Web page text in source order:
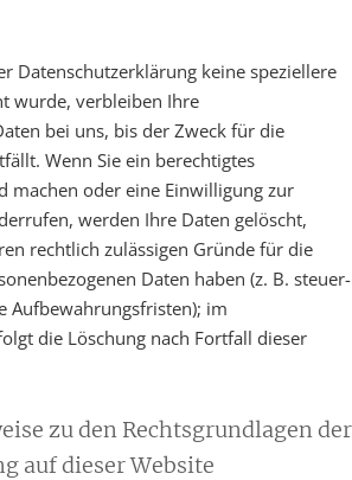
Datenschutzerklärung keine speziellere
wurde, verbleiben Ihre
bei uns, bis der Zweck für die
Wenn Sie ein berechtigtes
machen oder eine Einwilligung zur
werden Ihre Daten gelöscht,
rechtlich zulässigen Gründe für die
Daten haben (z. B. steuer-
Aufbewahrungsfristen); im
die Löschung nach Fortfall dieser
zu den Rechtsgrundlagen der
auf dieser Website